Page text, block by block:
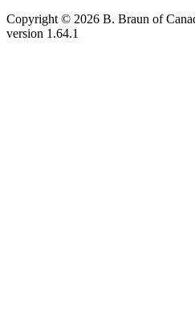
Copyright © 2026 B. Braun of
version 1.64.1